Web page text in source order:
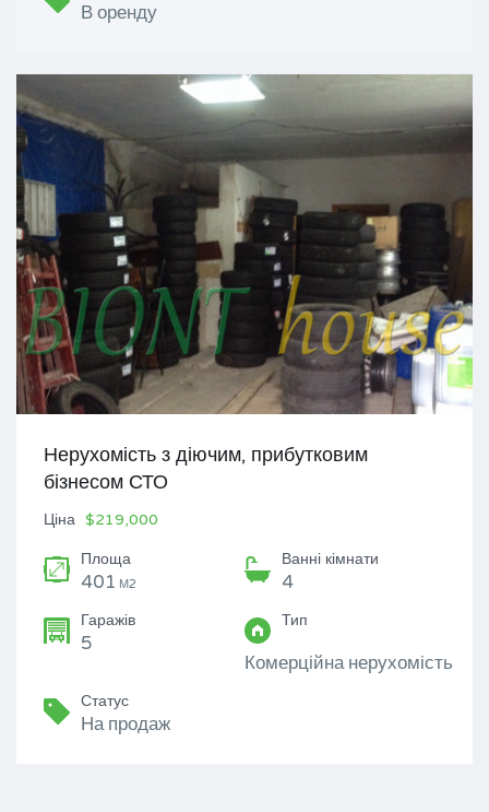
В оренду
Нерухомість з діючим, прибутковим
бізнесом СТО
Ціна $219,000
Площа
401 М2
Ванні кімнати
4
Гаражів
5
Тип
Комерційна нерухомість
Статус
На продаж